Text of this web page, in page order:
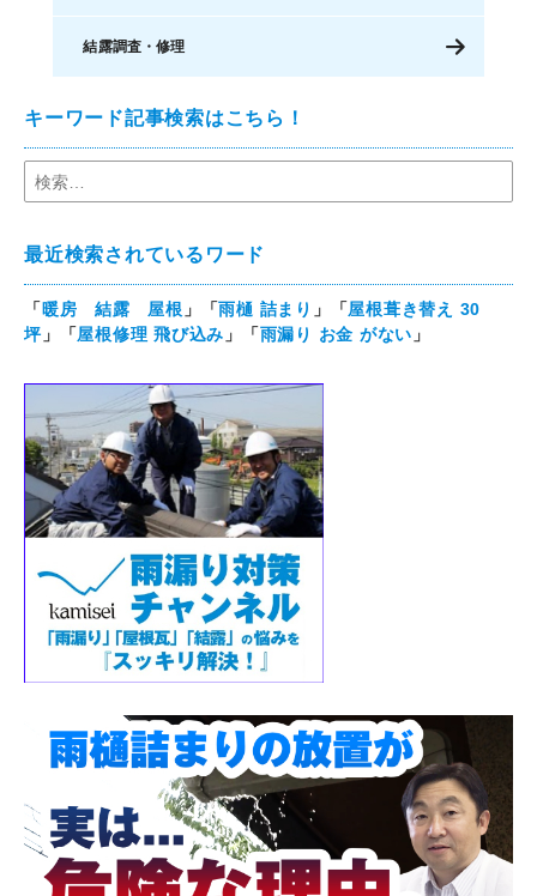
結露調査・修理
キーワード記事検索はこちら！
最近検索されているワード
「暖房 結露 屋根 」「雨樋 詰まり 」「屋根葺き替え 30
坪」「屋根修理 飛び込み 」「雨漏り お金 がない 」